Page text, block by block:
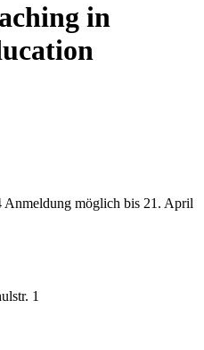
in
Anmeldung möglich bis 21. April
1